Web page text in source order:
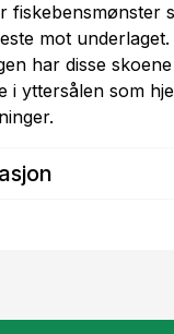
fiskebensmønster
mot
har disse
i yttersålen som